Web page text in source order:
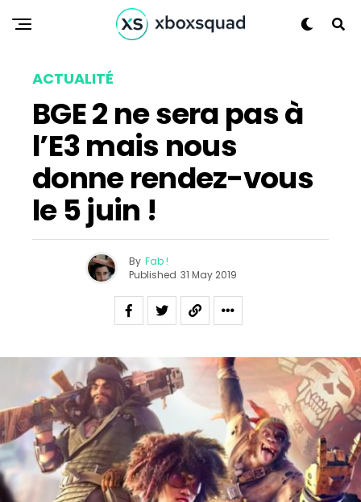
ACTUALITÉ
BGE 2 ne sera pas à
l’E3 mais nous
donne rendez-vous
le 5 juin !
By Fab !
Published 31 May 2019